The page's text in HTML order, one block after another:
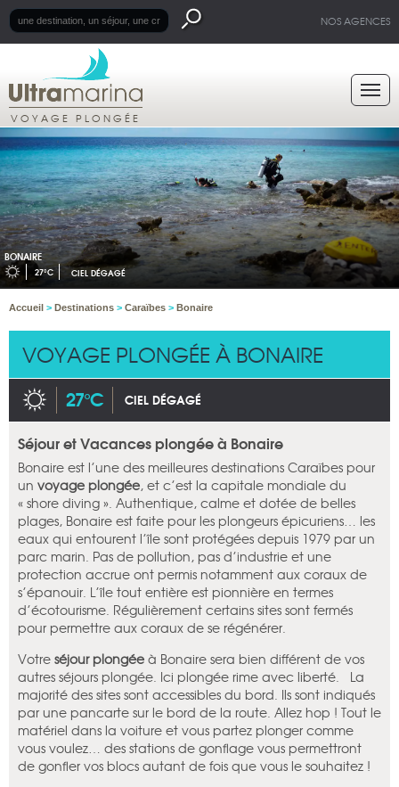
NOS AGENCES
VOYAGE PLONGÉE
BONAIRE
27°C CIEL DÉGAGÉ
Accueil > Destinations > Caraïbes > Bonaire
VOYAGE PLONGÉE À BONAIRE
27°C CIEL DÉGAGÉ
Séjour et Vacances plongée à Bonaire
Bonaire est l’une des meilleures destinations Caraïbes pour
un voyage plongée, et c’est la capitale mondiale du
« shore diving ». Authentique, calme et dotée de belles
plages, Bonaire est faite pour les plongeurs épicuriens… les
eaux qui entourent l’île sont protégées depuis 1979 par un
parc marin. Pas de pollution, pas d’industrie et une
protection accrue ont permis notamment aux coraux de
s’épanouir. L’île tout entière est pionnière en termes
d’écotourisme. Régulièrement certains sites sont fermés
pour permettre aux coraux de se régénérer.
Votre séjour plongée à Bonaire sera bien différent de vos
autres séjours plongée. Ici plongée rime avec liberté. La
majorité des sites sont accessibles du bord. Ils sont indiqués
par une pancarte sur le bord de la route. Allez hop ! Tout le
matériel dans la voiture et vous partez plonger comme
vous voulez… des stations de gonflage vous permettront
de gonfler vos blocs autant de fois que vous le souhaitez !